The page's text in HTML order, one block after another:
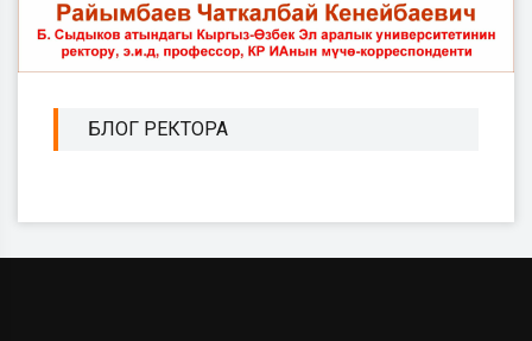
БЛОГ РЕКТОРА